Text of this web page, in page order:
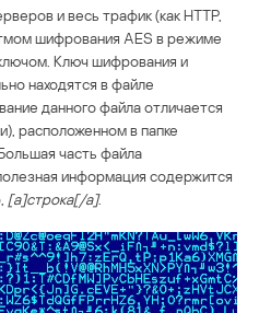
и весь трафик (как HTTP,
шифрования AES в режиме
Ключ шифрования и
находятся в файле
данного файла отличается
расположенном в папке
часть файла
информация содержится
[a]строка[/a].